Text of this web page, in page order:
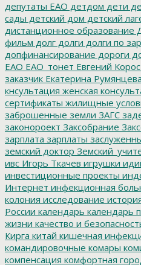
депутаты ЕАО детдом дети
сады детский дом детский
дистанционное образование
фильм долг долги долги по
допфинансирование дороги
ЕАО ЕАО_тонет Евгений
заказчик Екатерина Румянцева
кнсультация женская
сертификаты жилищные
заброшенные земли ЗАГС
законороект Заксобрание
зарплата зарплаты
земский доктор
ивс Игорь Ткачев игрушки
инвестиционные проекты
Интернет инфекционная
колония исследование
России календарь календарь
жизни качество и
Кирга китай кишечная
командировочные комары
компенсация комфортная